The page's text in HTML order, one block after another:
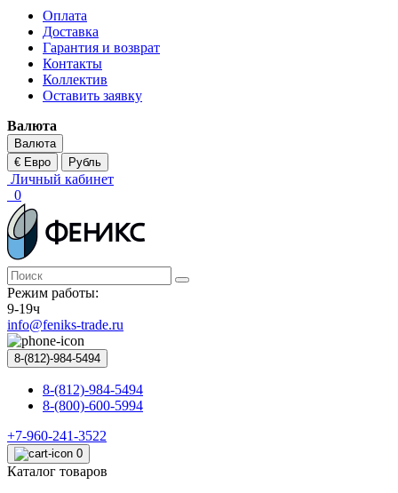
Оплата
Доставка
Гарантия и возврат
Контакты
Коллектив
Оставить заявку
Валюта
Валюта
€ Евро
Рубль
Личный кабинет
0
Режим работы:
9-19ч
info@feniks-trade.ru
8-(812)-984-5494
8-(812)-984-5494
8-(800)-600-5994
+7-960-241-3522
0
Каталог товаров